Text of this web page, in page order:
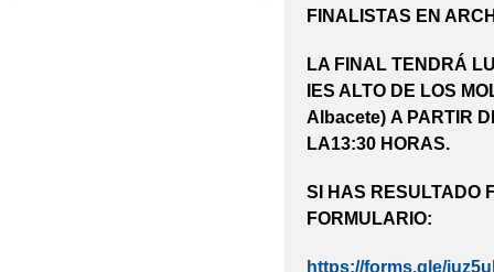
FINALISTAS EN
LA FINAL TENDRÁ
IES ALTO DE LOS
Albacete)A PARTIR
LA13:30 HORAS.
SI HAS RESULTADO
FORMULARIO:
https://forms.gle/